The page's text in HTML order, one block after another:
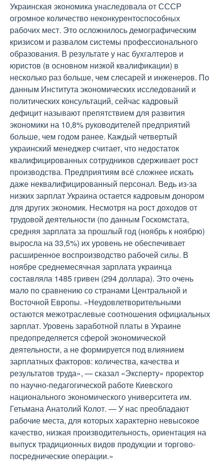
Украинская экономика унаследовала от СССР
огромное количество неконкурентоспособных
рабочих мест. Это осложнилось демографическим
кризисом и развалом системы профессионального
образования. В результате у нас бухгалтеров и
юристов (в основном низкой квалификации) в
несколько раз больше, чем слесарей и инженеров. По
данным Института экономических исследований и
политических консультаций, сейчас кадровый
дефицит называют препятствием для развития
экономики на 10,8% руководителей предприятий
больше, чем годом ранее. Каждый четвертый
украинский менеджер считает, что недостаток
квалифицированных сотрудников сдерживает рост
производства. Предприятиям всё сложнее искать
даже неквалифицированный персонал. Ведь из-за
низких зарплат Украина остается кадровым донором
для других экономик. Несмотря на рост доходов от
трудовой деятельности (по данным Госкомстата,
средняя зарплата за прошлый год (ноябрь к ноябрю)
выросла на 33,5%) их уровень не обеспечивает
расширенное воспроизводство рабочей силы. В
ноябре среднемесячная зарплата украинца
составляла 1485 гривен (294 доллара). Это очень
мало по сравнению со странами Центральной и
Восточной Европы. «Неудовлетворительными
остаются межотраслевые соотношения официальных
зарплат. Уровень заработной платы в Украине
предопределяется сферой экономической
деятельности, а не формируется под влиянием
зарплатных факторов: количества, качества и
результатов труда», — сказал «Эксперту» проректор
по научно-педагогической работе Киевского
национального экономического университета им.
Гетьмана Анатолий Колот. — У нас преобладают
рабочие места, для которых характерно невысокое
качество, низкая производительность, ориентация на
выпуск традиционных видов продукции и торгово-
посреднические операции.»